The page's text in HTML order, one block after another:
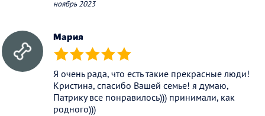
ноябрь 2023
Мария
(*) (*) (*) (*) (*)
Я очень рада, что есть такие прекрасные люди!
Кристина, спасибо Вашей семье! я думаю,
Патрику все понравилось))) принимали, как
родного)))